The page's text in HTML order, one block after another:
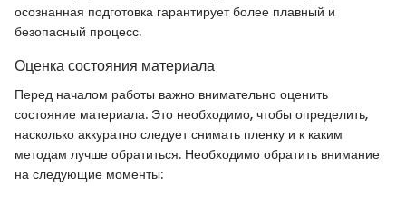
осознанная подготовка гарантирует более плавный и
безопасный процесс.
Оценка состояния материала
Перед началом работы важно внимательно оценить
состояние материала. Это необходимо, чтобы определить,
насколько аккуратно следует снимать пленку и к каким
методам лучше обратиться. Необходимо обратить внимание
на следующие моменты: